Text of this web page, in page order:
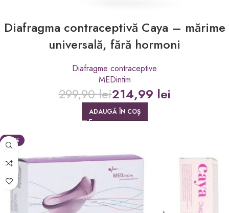
Diafragma contraceptivă Caya – mărime
universală, fără hormoni
Diafragme contraceptive
MEDintim
299,90lei214,99 lei
ADAUGĂ ÎN COȘ
-22%